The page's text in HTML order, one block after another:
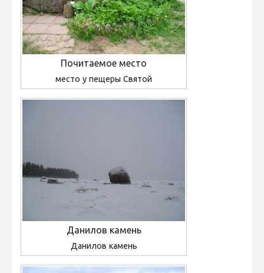
Почитаемое место
место у пещеры Святой
Данилов камень
Данилов камень